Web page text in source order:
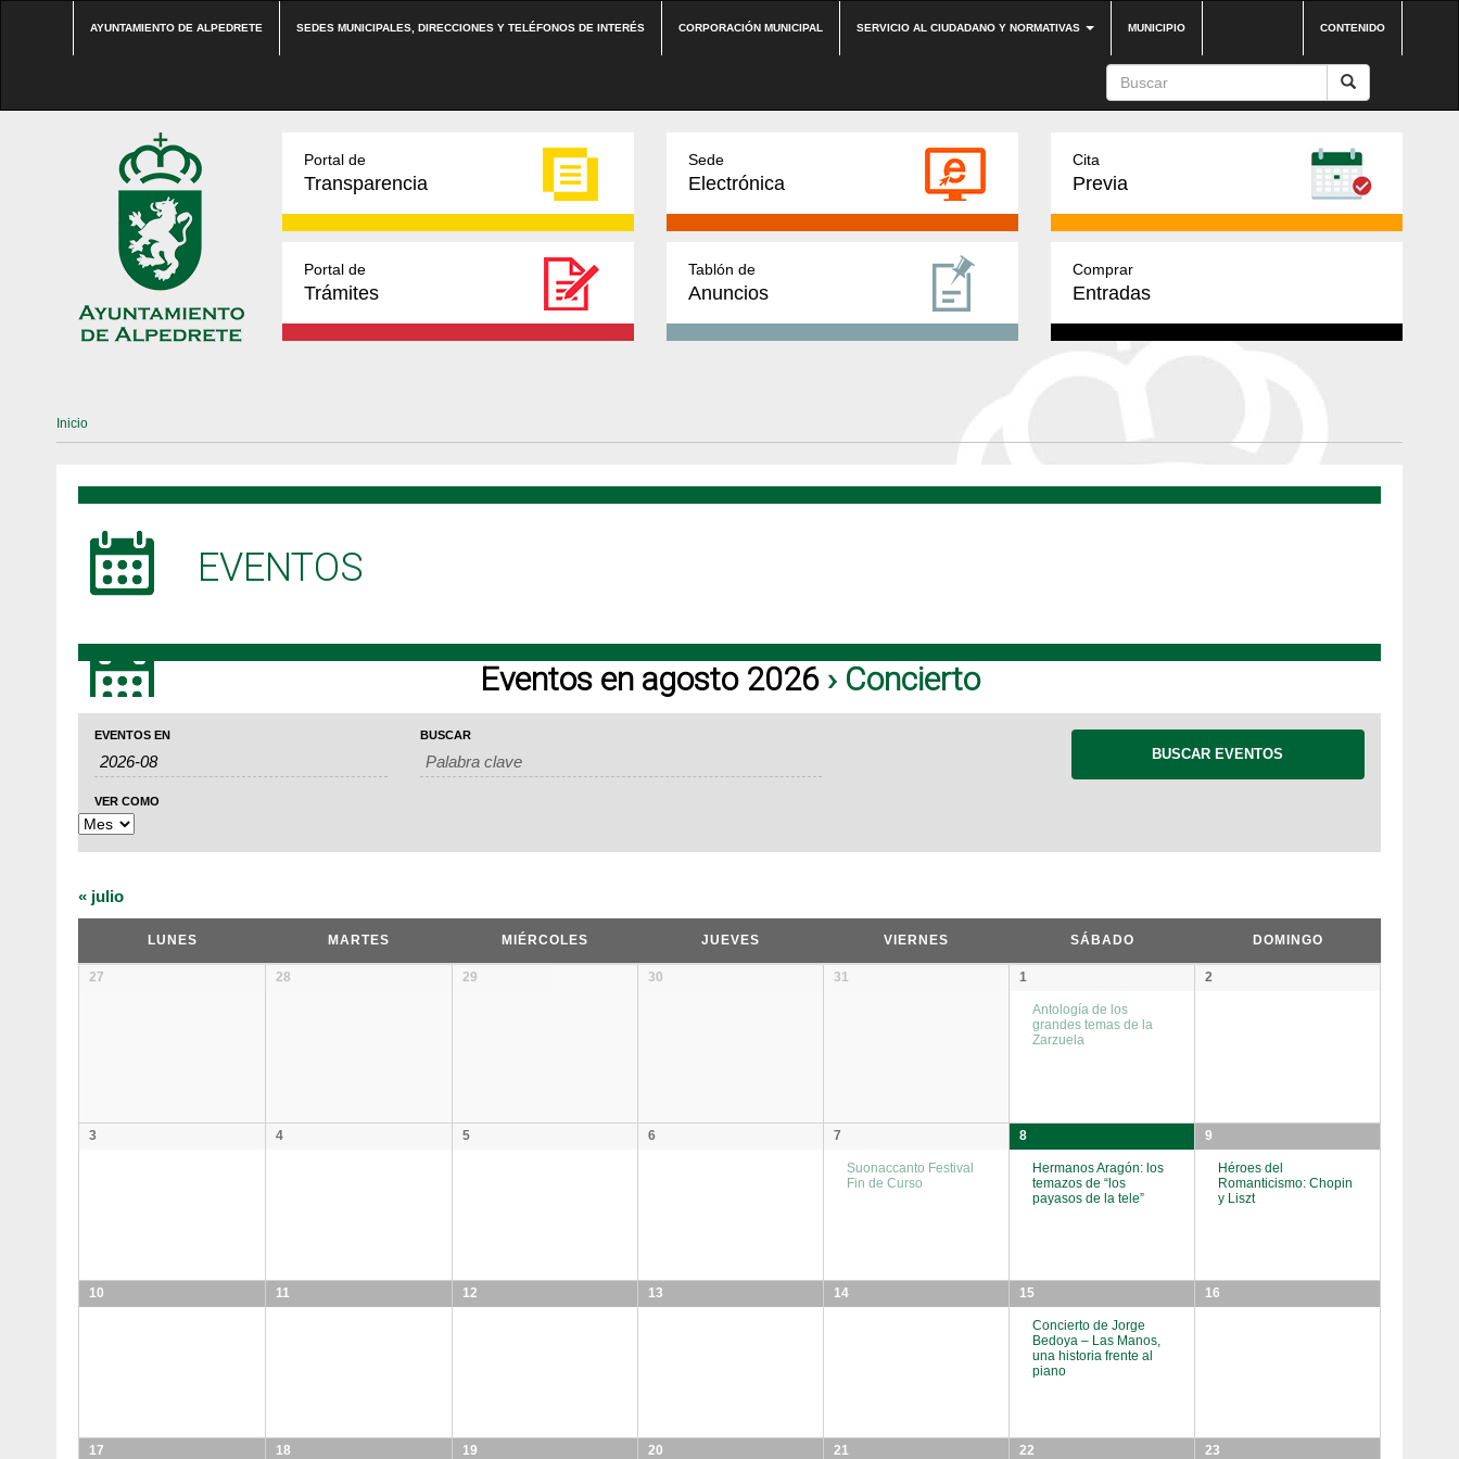
AYUNTAMIENTO DE ALPEDRETE SEDES MUNICIPALES, DIRECCIONES Y TELÉFONOS DE INTERÉS CORPORACIÓN MUNICIPAL SERVICIO AL CIUDADANO Y NORMATIVAS MUNICIPIO CONTENIDO
Portal de
Transparencia
Sede
Electrónica
Cita
Previa
Portal de
Trámites
Tablón de
Anuncios
Comprar
Entradas
Inicio
EVENTOS
Eventos en agosto 2026› Concierto
Navegación
de
búsqueda
y
de
Eventos
Búsqueda
de
Eventos
EVENTOS EN BUSCAR
Navegación
de
vistas
de
Evento
VER COMO
« julio
Calendario
de
Calendario
LUNES MARTES MIÉRCOLES JUEVES VIERNES SÁBADO DOMINGO
27 28 29 30 31 1
Antología de los
grandes temas de la
Zarzuela
2
3 4 5 6 7
Suonaccanto Festival
Fin de Curso
8
Hermanos Aragón: los
temazos de “los
payasos de la tele”
9
Héroes del
Romanticismo: Chopin
y Liszt
10 11 12 13 14 15
Concierto de Jorge
Bedoya – Las Manos,
una historia frente al
piano
16
17 18 19 20 21 22 23